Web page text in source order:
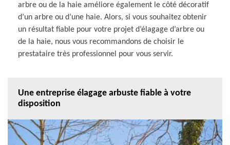
arbre ou de la haie améliore également le côté décoratif
d’un arbre ou d’une haie. Alors, si vous souhaitez obtenir
un résultat fiable pour votre projet d’élagage d’arbre ou
de la haie, nous vous recommandons de choisir le
prestataire très professionnel pour vous servir.
Une entreprise élagage arbuste fiable à votre
disposition